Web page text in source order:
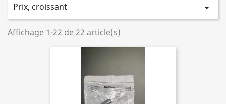
Prix, croissant 
Affichage 1-22 de 22 article(s)